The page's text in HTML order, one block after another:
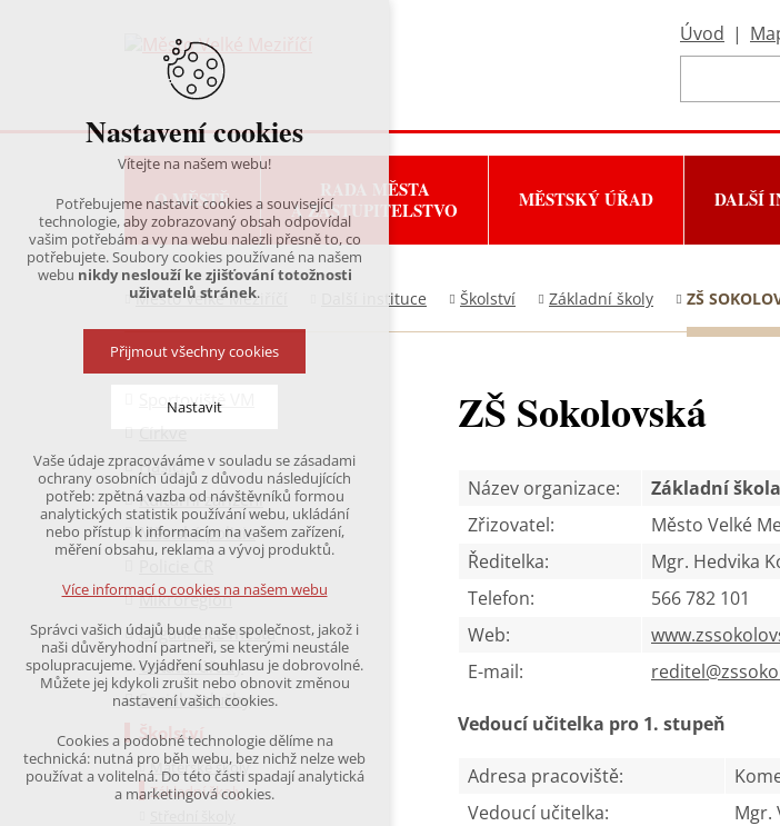
Úvod |
O MĚSTĚ
RADA MĚSTA
A ZASTUPITELSTVO
MĚSTSKÝ ÚŘAD DALŠÍ
Město Velké Meziříčí Další instituce Školství Základní školy ZŠ
ZŠ Sokolovská
Název organizace:
Základní
Zřizovatel:
Město Velké
Ředitelka:
Mgr. Hedvika
Telefon:
566 782 101
Web:
E-mail:
Vedoucí učitelka pro 1. stupeň
Adresa pracoviště:
Vedoucí učitelka:
Mgr.
Sportoviště VM
Církve
Hasiči
Kulturní zařízení
Městská policie
Mikroregion
Organizace města
Ostatní úřady
Sociální služby
Školství
Mateřské školy
Základní školy
Nastavení cookies
Vítejte na našem webu!
Potřebujeme nastavit cookies a související
technologie, aby zobrazovaný obsah odpovídal
vašim potřebám a vy na webu nalezli přesně to, co
potřebujete. Soubory cookies používané na našem
webu nikdy neslouží ke zjišťování totožnosti
uživatelů stránek.
Přijmout všechny cookies
Nastavit
Technická cookies
nutná pro provozování webu
udržení kontextu stránek (session): případná
přihlášení, volby jazyka, apod.
analytická pro anonymizované vyhodnocení
návštěvnosti
marketingová cookies
(Google,Hotjar,Leadfeeder))
Více informací o cookies na našem webu
Přijmout všechny cookies
Odmítnout vše
Vaše údaje zpracováváme v souladu se zásadami
ochrany osobních údajů z důvodu následujících
potřeb: zpětná vazba od návštěvníků formou
analytických statistik používání webu, ukládání
nebo přístup k informacím na vašem zařízení,
měření obsahu, reklama a vývoj produktů.
Více informací o cookies na našem webu
Správci vašich údajů bude naše společnost, jakož i
naši důvěryhodní partneři, se kterými neustále
spolupracujeme. Vyjádření souhlasu je dobrovolné.
Můžete jej kdykoli zrušit nebo obnovit změnou
nastavení vašich cookies.
Cookies a podobné technologie dělíme na
technická: nutná pro běh webu, bez nichž nelze web
používat a volitelná. Do této části spadají analytická
a marketingová cookies.